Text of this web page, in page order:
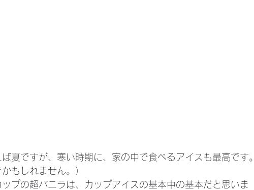
夏ですが、寒い時期に、家の中で食べるアイスも最高です。
もしれません。）
プの超バニラは、カップアイスの基本中の基本だと思いま